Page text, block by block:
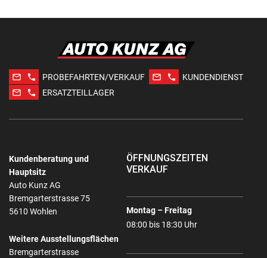
mail_outline phone PROBEFAHRTEN/VERKAUF mail_outline phone
KUNDENDIENST
mail_outline
phone ERSATZTEILLAGER
Kundenberatung und
Hauptsitz
Auto Kunz AG
Bremgarterstrasse 75
5610 Wohlen
Weitere Ausstellungsflächen
Bremgarterstrasse
ÖFFNUNGSZEITEN
VERKAUF
Montag – Freitag
08:00 bis 18:30 Uhr